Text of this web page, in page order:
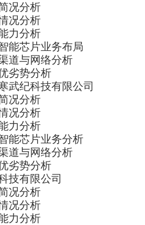
况分析
况分析
力分析
能芯片业务布局
道与网络分析
劣势分析
武纪科技有限公司
况分析
况分析
力分析
能芯片业务分析
道与网络分析
劣势分析
技有限公司
况分析
况分析
力分析